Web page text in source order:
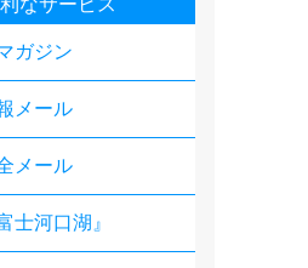
なサービス
ガジン
メール
メール
士河口湖』